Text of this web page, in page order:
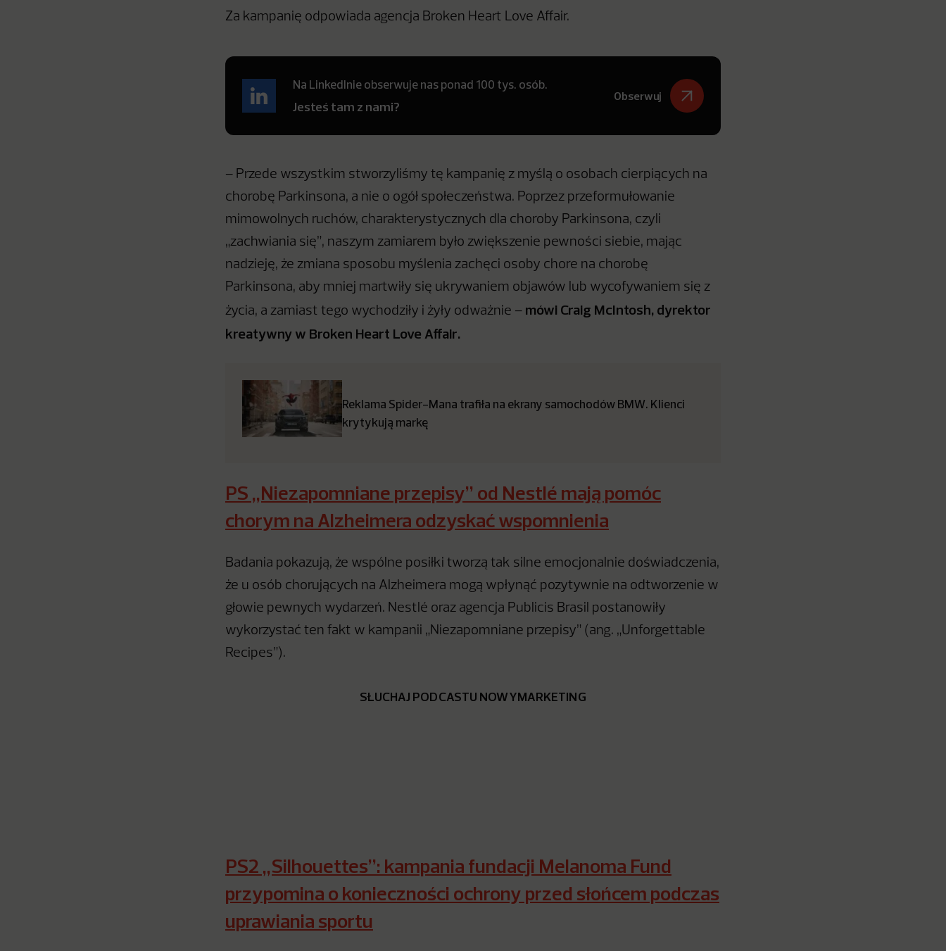
Za kampanię odpowiada agencja Broken Heart Love Affair.
Na LinkedInie obserwuje nas ponad 100 tys. osób.
Jesteś tam z nami?
Obserwuj
– Przede wszystkim stworzyliśmy tę kampanię z myślą o osobach cierpiących na
chorobę Parkinsona, a nie o ogół społeczeństwa. Poprzez przeformułowanie
mimowolnych ruchów, charakterystycznych dla choroby Parkinsona, czyli
„zachwiania się”, naszym zamiarem było zwiększenie pewności siebie, mając
nadzieję, że zmiana sposobu myślenia zachęci osoby chore na chorobę
Parkinsona, aby mniej martwiły się ukrywaniem objawów lub wycofywaniem się z
życia, a zamiast tego wychodziły i żyły odważnie – mówi Craig McIntosh, dyrektor
kreatywny w Broken Heart Love Affair.
Reklama Spider-Mana trafiła na ekrany samochodów BMW. Klienci
krytykują markę
PS „Niezapomniane przepisy” od Nestlé mają pomóc
chorym na Alzheimera odzyskać wspomnienia
Badania pokazują, że wspólne posiłki tworzą tak silne emocjonalnie doświadczenia,
że u osób chorujących na Alzheimera mogą wpłynąć pozytywnie na odtworzenie w
głowie pewnych wydarzeń. Nestlé oraz agencja Publicis Brasil postanowiły
wykorzystać ten fakt w kampanii „Niezapomniane przepisy” (ang. „Unforgettable
Recipes”).
SŁUCHAJ PODCASTU NOWYMARKETING
PS2 „Silhouettes”: kampania fundacji Melanoma Fund
przypomina o konieczności ochrony przed słońcem podczas
uprawiania sportu